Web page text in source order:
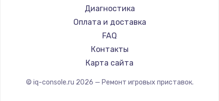
Замена регулятора режимов конфорки
900 руб.
Заказать
Замена сенсорного датчика
1300 руб.
Диагностика
Оплата и доставка
FAQ
Контакты
Карта сайта
© iq-console.ru 2026 — Ремонт игровых приставок.